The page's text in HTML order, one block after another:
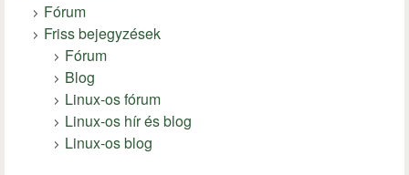
Fórum
Friss bejegyzések
Fórum
Blog
Linux-os fórum
Linux-os hír és blog
Linux-os blog